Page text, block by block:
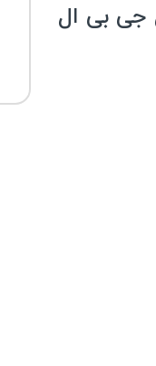
جی بی ال